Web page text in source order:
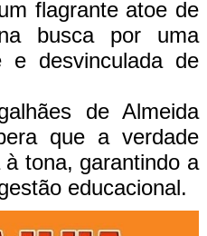
flagrante atoe de
busca por uma
e desvinculada de
de Almeida
que a verdade
tona, garantindo a
educacional.